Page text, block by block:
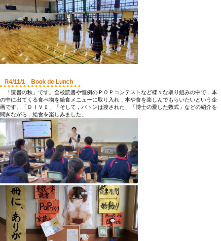
R4/11/1 Book de Lunch
「読書の秋」です。全校読書や恒例のＰＯＰコンテストなど様々な取り組みの中で，本
の中に出てくる食べ物を給食メニューに取り入れ，本や食を楽しんでもらいたいという企
画です。「ＤＩＶＥ」「そして，バトンは渡された」「博士の愛した数式」などの紹介を
聞きながら，給食を楽しみました。